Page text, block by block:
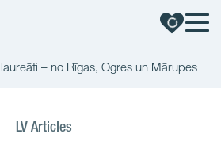
– no Rīgas, Ogres un Mārupes
LV Articles